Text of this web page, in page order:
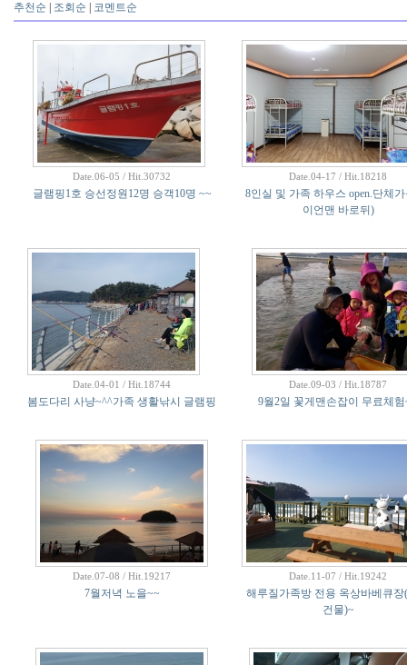
추천순 조회순 코멘트순
Date.06-05 / Hit.30732
글램핑1호 승선정원12명 승객10명 ~~
Date.04-17 / Hit.18218
8인실 및 가족 하우스 open.단체
이언맨 바로뒤)
Date.04-01 / Hit.18744
봄도다리 사냥~^^가족 생활낚시 글램핑
Date.09-03 / Hit.18787
9월2일 꽃게맨손잡이 무료체
Date.07-08 / Hit.19217
7월저녁 노을~~
Date.11-07 / Hit.19242
해루질가족방 전용 옥상바베큐장
건물)~